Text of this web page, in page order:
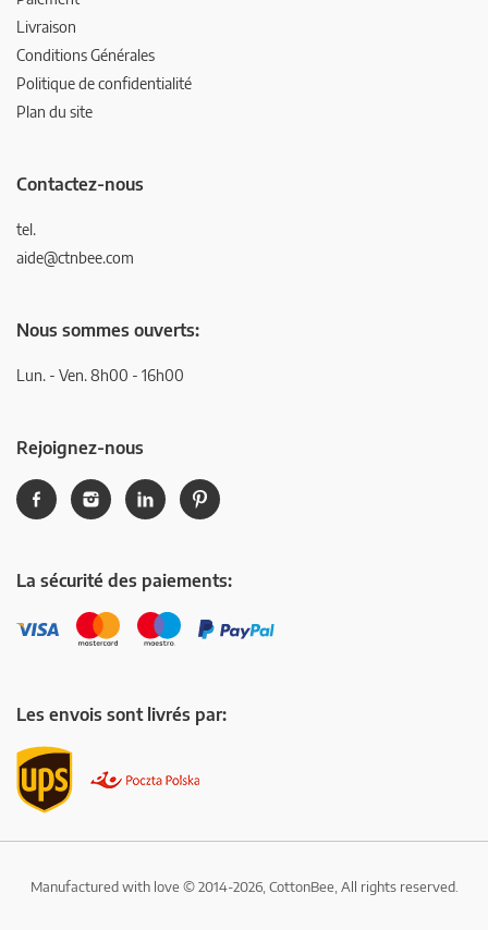
Livraison
Conditions Générales
Politique de confidentialité
Plan du site
Contactez-nous
tel.
aide@ctnbee.com
Nous sommes ouverts:
Lun. - Ven. 8h00 - 16h00
Rejoignez-nous
La sécurité des paiements:
Les envois sont livrés par:
Manufactured with love © 2014-2026, CottonBee, All rights reserved.